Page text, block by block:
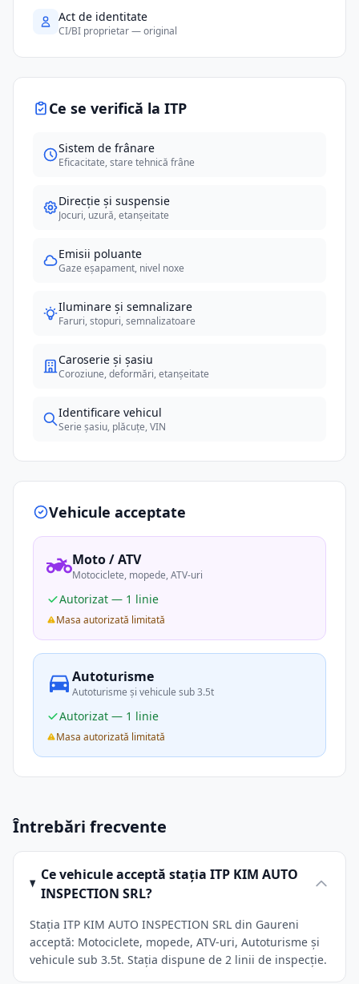
Act de identitate
CI/BI proprietar — original
Ce se verifică la ITP
Sistem de frânare
Eficacitate, stare tehnică frâne
Direcție și suspensie
Jocuri, uzură, etanșeitate
Emisii poluante
Gaze eșapament, nivel noxe
Iluminare și semnalizare
Faruri, stopuri, semnalizatoare
Caroserie și șasiu
Coroziune, deformări, etanșeitate
Identificare vehicul
Serie șasiu, plăcuțe, VIN
Vehicule acceptate
Moto / ATV
Motociclete, mopede, ATV-uri
Autorizat — 1 linie
Masa autorizată limitată
Autoturisme
Autoturisme și vehicule sub 3.5t
Autorizat — 1 linie
Masa autorizată limitată
Întrebări frecvente
Ce vehicule acceptă stația ITP KIM AUTO
INSPECTION SRL?
Stația ITP KIM AUTO INSPECTION SRL din Gaureni
acceptă: Motociclete, mopede, ATV-uri, Autoturisme și
vehicule sub 3.5t. Stația dispune de 2 linii de inspecție.